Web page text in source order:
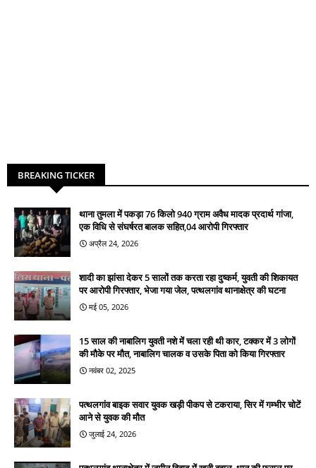
BREAKING TICKER
थाना तुमला में पकड़ा 76 किलो 940 ग्राम अवैध मादक प्रदार्थ गांजा,
एक विधि से संघर्षरत बालक सहित,04 आरोपी गिरफ्तार
अप्रैल 24, 2026
शादी का झांसा देकर 5 सालों तक करता रहा दुष्कर्म, युवती की शिकायत
पर आरोपी गिरफ्तार, भेजा गया जेल, पत्थलगांव थानाक्षेत्र की घटना
मई 05, 2026
15 साल की नाबालिग युवती नशे में चला रही थी कार, टक्कर में 3 लोगों
की मौके पर मौत, नाबालिग चालक व उसके पिता को किया गिरफ्तार
नवंबर 02, 2025
पत्थलगांव बाइक सवार युवक खड़ी पीकप से टकराया, सिर में गम्भीर चोटें
आने से युवक की मौत
जुलाई 24, 2026